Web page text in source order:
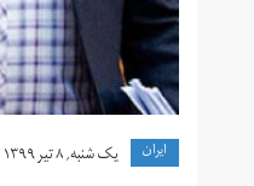
ايران یک شنبه, ۸ تیر ۱۳۹۹ ۱۴:۴۱